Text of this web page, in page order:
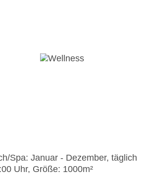
Spa: Januar - Dezember, täglich
Uhr, Größe: 1000m²